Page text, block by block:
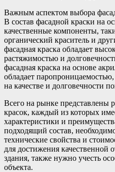
Важным аспектом выбора
В состав фасадной краски на
качественные компоненты,
органический краситель и
фасадная краска обладает
растяжимостью и
фасадная краска на основе
обладает
на качестве и долговечности
Всего на рынке представлены
красок, каждый из которых
характеристики и
подходящий состав,
технические свойства и
для достижения качественной
здания, также нужно учесть
объекта.